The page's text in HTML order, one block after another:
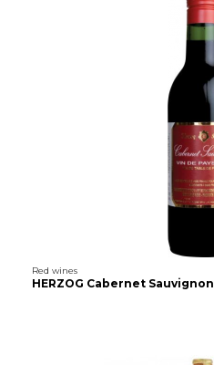
Red wines
HERZOG Cabernet Sauvignon